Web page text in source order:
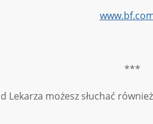
***
Lekarza możesz słuchać